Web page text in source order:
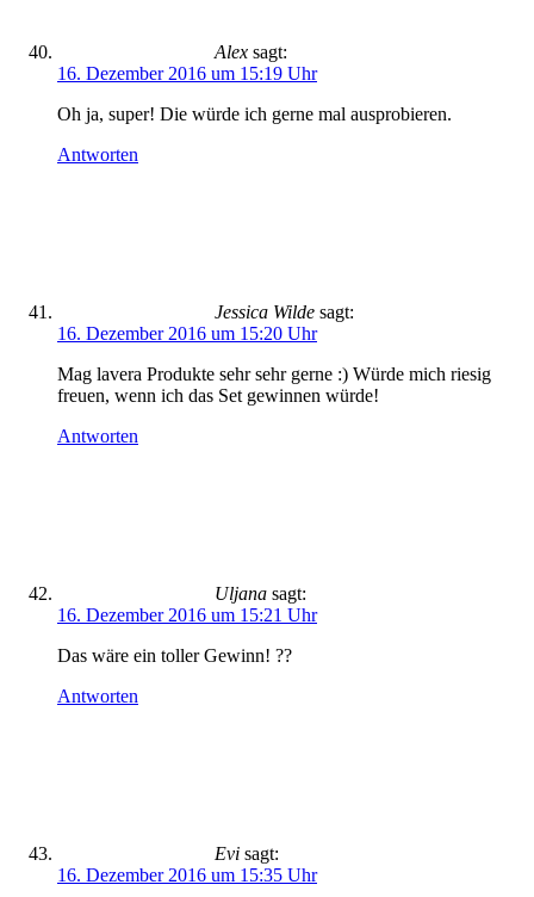
Alex sagt:
16. Dezember 2016 um 15:19 Uhr
Oh ja, super! Die würde ich gerne mal ausprobieren.
Antworten
Jessica Wilde sagt:
16. Dezember 2016 um 15:20 Uhr
Mag lavera Produkte sehr sehr gerne :) Würde mich riesig
freuen, wenn ich das Set gewinnen würde!
Antworten
Uljana sagt:
16. Dezember 2016 um 15:21 Uhr
Das wäre ein toller Gewinn! ??
Antworten
Evi sagt:
16. Dezember 2016 um 15:35 Uhr